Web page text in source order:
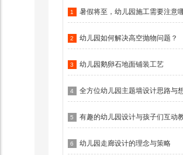
1 暑假将至，幼儿园施工需要注意哪些
2 幼儿园如何解决高空抛物问题？
3 幼儿园鹅卵石地面铺装工艺
4 全方位幼儿园主题墙设计思路与
5 有趣的幼儿园设计与孩子们互动教学有什
6 幼儿园走廊设计的理念与策略